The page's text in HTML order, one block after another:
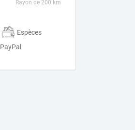
Rayon de 200 km
Espèces
PayPal